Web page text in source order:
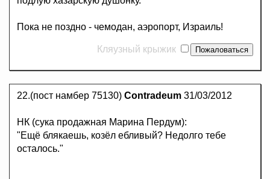
Пока не поздно - чемодан, аэропорт, Израиль!
Кляузный крыжик
22.(пост намбер 75130) Contradeum 31/03/2012
НК (сука продажная Марина Пердум):
"Ещё блякаешь, козёл ебливый? Недолго тебе
осталось."